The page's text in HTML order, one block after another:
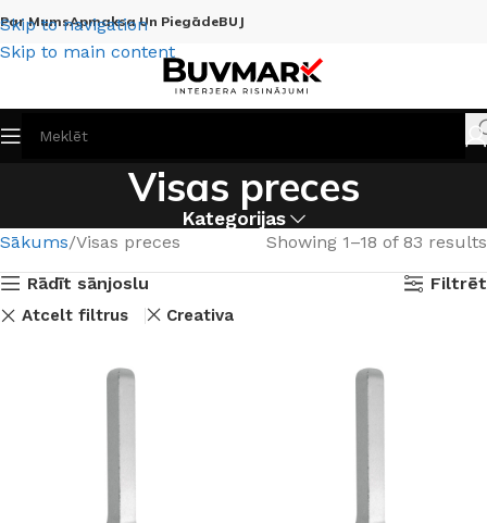
Skip to navigation
Skip to main content
Par MumsApmaksa Un PiegādeBUJ
Visas preces
Kategorijas
Sākums Visas preces
Showing 1–18 of 83 results
Rādīt sānjoslu
Filtrēt
Atcelt filtrus Creativa